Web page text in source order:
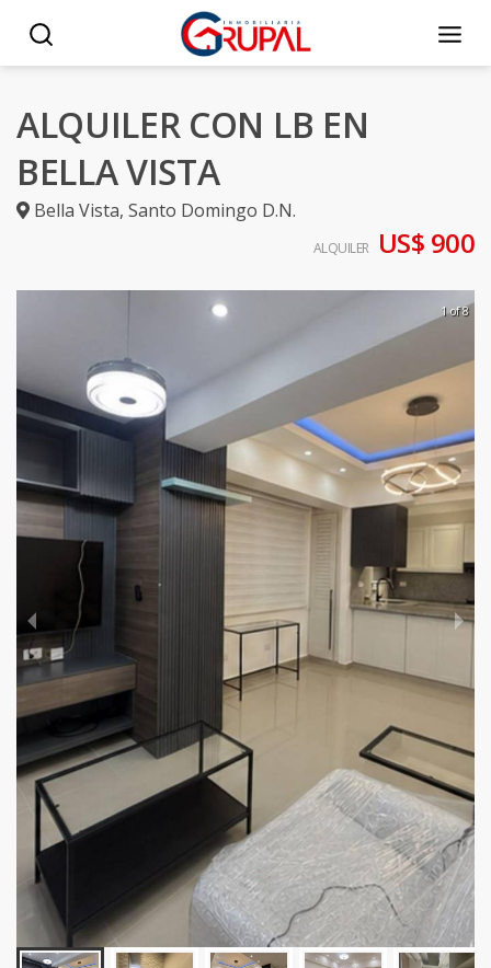
ALQUILER CON LB EN
BELLA VISTA
Bella Vista, Santo Domingo D.N.
ALQUILER US$ 900
1 of 8